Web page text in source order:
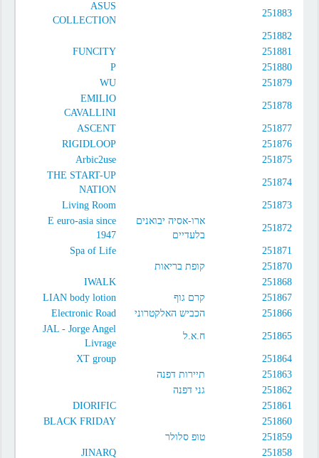
251883
ASUS
COLLECTION
251882
251881
FUNCITY
251880
P
251879
WU
251878
EMILIO
CAVALLINI
251877
ASCENT
251876
RIGIDLOOP
251875
Arbic2use
251874
THE START-UP
NATION
251873
Living Room
251872
ארו-אסיה יבואנים
בלעדיים
E euro-asia since
1947
251871
Spa of Life
251870
קופת בריאות
251868
IWALK
251867
קרם גוף
LIAN body lotion
251866
הכביש האלקטרוני Electronic Road
251865 ח.א.ל
JAL - Jorge Angel
Livrage
251864
XT group
251863
תיירות דפנה
251862
גני דפנה
251861
DIORIFIC
251860
BLACK FRIDAY
251859
טופ סלולר
251858
JINARQ